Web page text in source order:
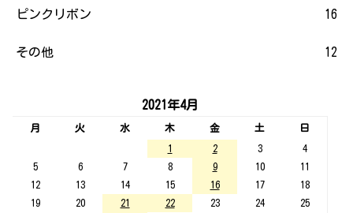
ピンクリボン 16
その他 12
2021年4月
月 火 水 木 金 土
日
1
2 3
4
5
6 7 8 9 10
11
12
13 14 15 16 17
18
19
20 21 22 23 24
25